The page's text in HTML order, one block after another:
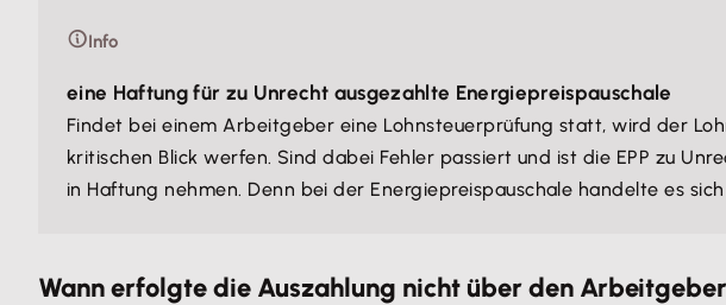
Info
eine Haftung für zu Unrecht ausgezahlte Energiepreispauschale
Findet bei einem Arbeitgeber eine Lohnsteuerprüfung statt, wird der
kritischen Blick werfen. Sind dabei Fehler passiert und ist die EPP zu
in Haftung nehmen. Denn bei der Energiepreispauschale handelte es
Wann erfolgte die Auszahlung nicht über den